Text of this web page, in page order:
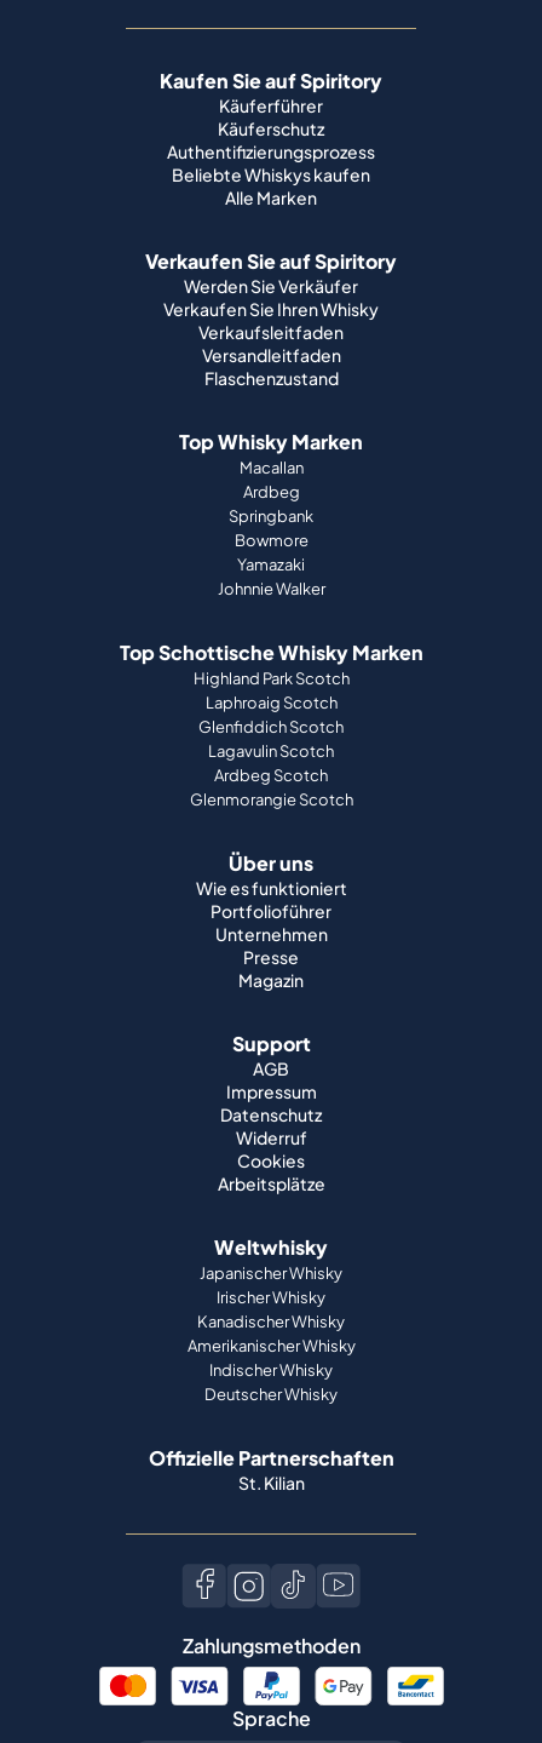
Kaufen Sie auf Spiritory
Käuferführer
Käuferschutz
Authentifizierungsprozess
Beliebte Whiskys kaufen
Alle Marken
Verkaufen Sie auf Spiritory
Werden Sie Verkäufer
Verkaufen Sie Ihren Whisky
Verkaufsleitfaden
Versandleitfaden
Flaschenzustand
Top Whisky Marken
Macallan
Ardbeg
Springbank
Bowmore
Yamazaki
Johnnie Walker
Top Schottische Whisky Marken
Highland Park Scotch
Laphroaig Scotch
Glenfiddich Scotch
Lagavulin Scotch
Ardbeg Scotch
Glenmorangie Scotch
Über uns
Wie es funktioniert
Portfolioführer
Unternehmen
Presse
Magazin
Support
AGB
Impressum
Datenschutz
Widerruf
Cookies
Arbeitsplätze
Weltwhisky
Japanischer Whisky
Irischer Whisky
Kanadischer Whisky
Amerikanischer Whisky
Indischer Whisky
Deutscher Whisky
Offizielle Partnerschaften
St. Kilian
Zahlungsmethoden
Sprache